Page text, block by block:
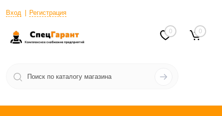
Вход Регистрация
0 0